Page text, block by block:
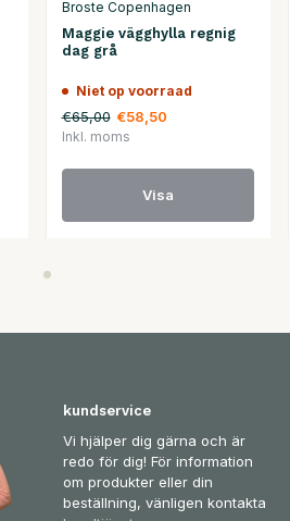
Broste Copenhagen
Maggie vägghylla regnig
dag grå
Niet op voorraad
€65,00 €58,50
Inkl. moms
Visa
kundservice
Vi hjälper dig gärna och är
redo för dig! För information
om produkter eller din
beställning, vänligen kontakta